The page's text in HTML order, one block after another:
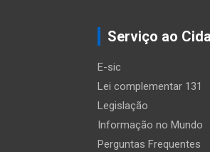
Serviço ao
E-sic
Lei complementar 131
Legislação
Informação no Mundo
Perguntas Frequentes